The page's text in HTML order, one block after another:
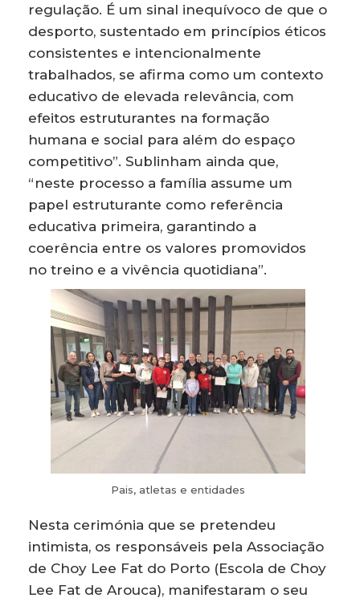
regulação. É um sinal inequívoco de que o
desporto, sustentado em princípios éticos
consistentes e intencionalmente
trabalhados, se afirma como um contexto
educativo de elevada relevância, com
efeitos estruturantes na formação
humana e social para além do espaço
competitivo”. Sublinham ainda que,
“neste processo a família assume um
papel estruturante como referência
educativa primeira, garantindo a
coerência entre os valores promovidos
no treino e a vivência quotidiana”.
Pais, atletas e entidades
Nesta cerimónia que se pretendeu
intimista, os responsáveis pela Associação
de Choy Lee Fat do Porto (Escola de Choy
Lee Fat de Arouca), manifestaram o seu